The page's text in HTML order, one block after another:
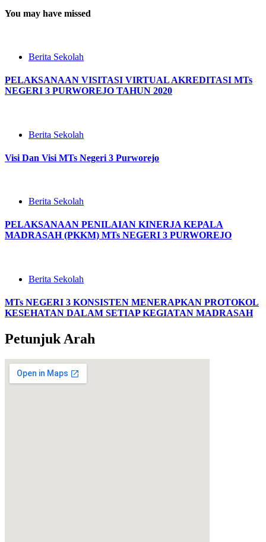
You may have missed
Berita Sekolah
PELAKSANAAN VISITASI VIRTUAL AKREDITASI MTs
NEGERI 3 PURWOREJO TAHUN 2020
Berita Sekolah
Visi Dan Visi MTs Negeri 3 Purworejo
Berita Sekolah
PELAKSANAAN PENILAIAN KINERJA KEPALA
MADRASAH (PKKM) MTs NEGERI 3 PURWOREJO
Berita Sekolah
MTs NEGERI 3 KONSISTEN MENERAPKAN PROTOKOL
KESEHATAN DALAM SETIAP KEGIATAN MADRASAH
Petunjuk Arah